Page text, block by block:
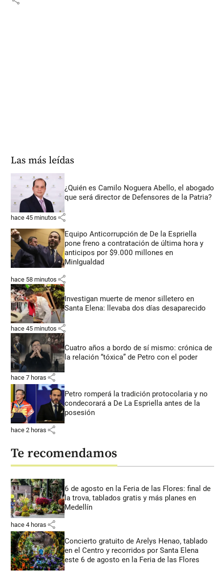
Las más leídas
¿Quién es Camilo Noguera Abello, el abogado
que será director de Defensores de la Patria?
hace 45 minutos share
Equipo Anticorrupción de De la Espriella
pone freno a contratación de última hora y
anticipos por $9.000 millones en
MinIgualdad
hace 58 minutos share
Investigan muerte de menor silletero en
Santa Elena: llevaba dos días desaparecido
hace 45 minutos share
Cuatro años a bordo de sí mismo: crónica de
la relación “tóxica” de Petro con el poder
hace 7 horas share
Petro romperá la tradición protocolaria y no
condecorará a De La Espriella antes de la
posesión
hace 2 horas share
Te recomendamos
6 de agosto en la Feria de las Flores: final de
la trova, tablados gratis y más planes en
Medellín
hace 4 horas share
Concierto gratuito de Arelys Henao, tablado
en el Centro y recorridos por Santa Elena
este 6 de agosto en la Feria de las Flores